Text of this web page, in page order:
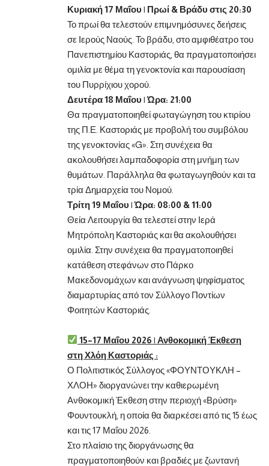
Κυριακή 17 Μαΐου | Πρωί & Βράδυ στις 20:30
Το πρωί θα τελεστούν επιμνημόσυνες δεήσεις
σε Ιερούς Ναούς. Το βράδυ, στο αμφιθέατρο του
Πανεπιστημίου Καστοριάς, θα πραγματοποιήσει
ομιλία με θέμα τη γενοκτονία και παρουσίαση
του Πυρρίχιου χορού.
Δευτέρα 18 Μαΐου | Ώρα: 21:00
Θα πραγματοποιηθεί φωταγώγηση του κτιρίου
της Π.Ε. Καστοριάς με προβολή του συμβόλου
της γενοκτονίας «G». Στη συνέχεια θα
ακολουθήσει λαμπαδοφορία στη μνήμη των
θυμάτων. Παράλληλα θα φωταγωγηθούν και τα
τρία Δημαρχεία του Νομού.
Τρίτη 19 Μαΐου | Ώρα: 08:00 & 11:00
Θεία Λειτουργία θα τελεστεί στην Ιερά
Μητρόπολη Καστοριάς και θα ακολουθήσει
ομιλία. Στην συνέχεια θα πραγματοποιηθεί
κατάθεση στεφάνων στο Πάρκο
Μακεδονομάχων και ανάγνωση ψηφίσματος
διαμαρτυρίας από τον Σύλλογο Ποντίων
Φοιτητών Καστοριάς.
15–17 Μαΐου 2026 | Ανθοκομική Έκθεση
στη Χλόη Καστοριάς :
Ο Πολιτιστικός Σύλλογος «ΦΟΥΝΤΟΥΚΛΗ –
ΧΛΟΗ» διοργανώνει την καθιερωμένη
Ανθοκομική Έκθεση στην περιοχή «Βρύση»
Φουντουκλή, η οποία θα διαρκέσει από τις 15 έως
και τις 17 Μαΐου 2026.
Στο πλαίσιο της διοργάνωσης θα
πραγματοποιηθούν και βραδιές με ζωντανή